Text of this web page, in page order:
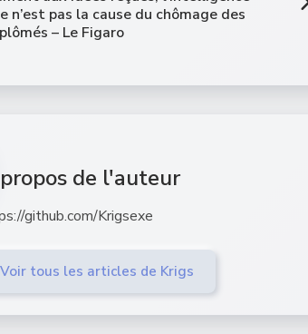
n’est pas la cause du chômage des
– Le Figaro
de l'auteur
github.com/Krigsexe
Voir tous les articles de Krigs